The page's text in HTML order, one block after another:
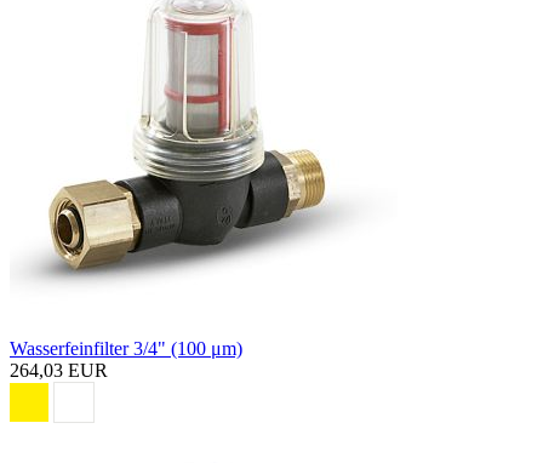
Wasserfeinfilter 3/4" (100 μm)
264,03 EUR